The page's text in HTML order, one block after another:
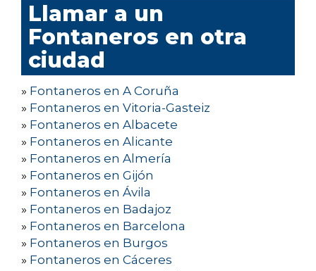
Llamar a un
Fontaneros en otra
ciudad
» Fontaneros en A Coruña
» Fontaneros en Vitoria-Gasteiz
» Fontaneros en Albacete
» Fontaneros en Alicante
» Fontaneros en Almería
» Fontaneros en Gijón
» Fontaneros en Ávila
» Fontaneros en Badajoz
» Fontaneros en Barcelona
» Fontaneros en Burgos
» Fontaneros en Cáceres